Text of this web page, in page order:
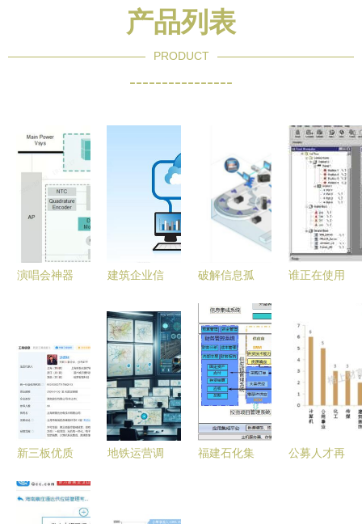
产品列表
PRODUCT
----------------
演唱会神器
案助力手机
秒变长焦
炮，区块链
与信息系统
集成服务赋
建筑企业信
成服务到智
能管控
破解信息孤
造业信息化
深化应用中
的信息系统
集成服务实
战
谁正在使用
统 为什么
新三板优质
二 新眼光
地铁运营调
福建石化集
公募人才再